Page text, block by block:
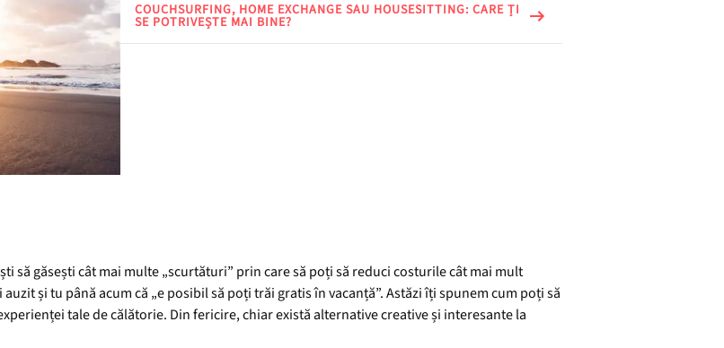
COUCHSURFING, HOME EXCHANGE SAU HOUSESITTING: CARE ȚI
SE POTRIVEȘTE MAI BINE?
să găsești cât mai multe „scurtături” prin care să poți să reduci costurile cât mai mult
și tu până acum că „e posibil să poți trăi gratis în vacanță”. Astăzi îți spunem cum poți să
tale de călătorie. Din fericire, chiar există alternative creative și interesante la